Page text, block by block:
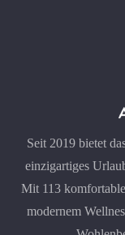
Seit 2019 bietet
einzigartiges
Mit 113
modernem